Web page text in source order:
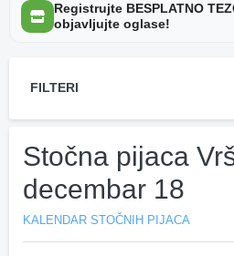
Registrujte BESPLATNO
objavljujte oglase!
FILTERI
Stočna pijaca
decembar 18
KALENDAR STOČNIH PIJACA